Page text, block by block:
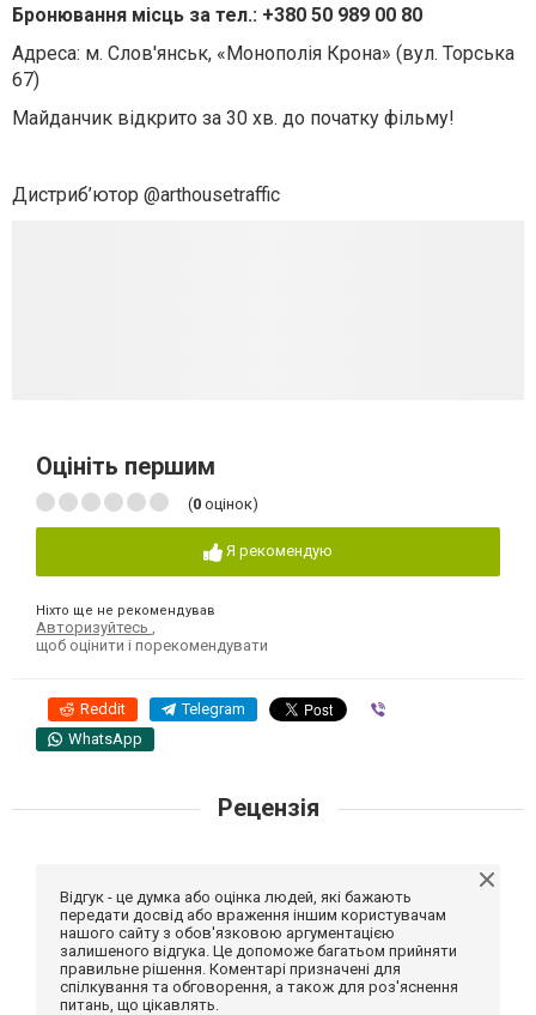
Бронювання місць за тел.: +380 50 989 00 80
Адреса: м. Слов'янськ, «Монополія Крона» (вул. Торська
67)
Майданчик відкрито за 30 хв. до початку фільму!
Дистриб’ютор @arthousetraffic
Оцініть першим
(0 оцінок)
Я рекомендую
Ніхто ще не рекомендував
Авторизуйтесь
щоб оцінити і порекомендувати
Reddit Telegram
WhatsApp
Рецензія
Відгук - це думка або оцінка людей, які бажають
передати досвід або враження іншим користувачам
нашого сайту з обов'язковою аргументацією
залишеного відгука. Це допоможе багатьом прийняти
правильне рішення. Коментарі призначені для
спілкування та обговорення, а також для роз'яснення
питань, що цікавлять.